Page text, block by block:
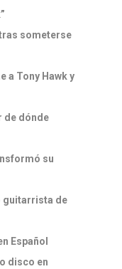
someterse
a Tony Hawk y
de dónde
su
guitarrista de
Español
disco en